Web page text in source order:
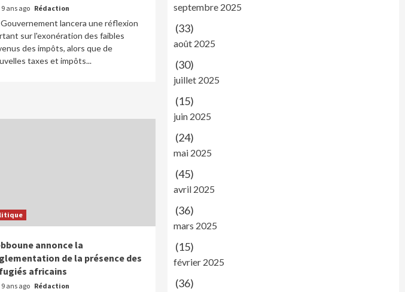
9 ans ago Rédaction
lancera une réflexion
sur l'exonération des faibles
des impôts, alors que de
taxes et impôts...
annonce la
de la présence des
africains
9 ans ago Rédaction
septembre 2025
(33)
août 2025
(30)
juillet 2025
(15)
juin 2025
(24)
mai 2025
(45)
avril 2025
(36)
mars 2025
(15)
février 2025
(36)